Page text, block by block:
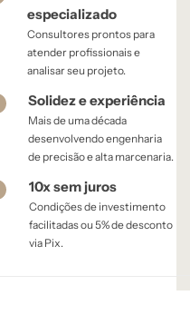
especializado
Consultores prontos para
atender profissionais e
analisar seu projeto.
Solidez e experiência
Mais de uma década
desenvolvendo engenharia
de precisão e alta marcenaria.
10x sem juros
Condições de investimento
facilitadas ou 5% de desconto
via Pix.